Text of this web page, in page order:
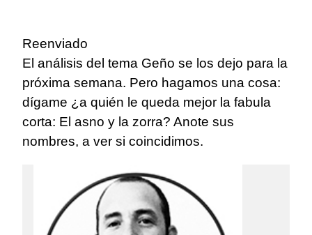
Reenviado
El análisis del tema Geño se los dejo para la
próxima semana. Pero hagamos una cosa:
dígame ¿a quién le queda mejor la fabula
corta: El asno y la zorra? Anote sus
nombres, a ver si coincidimos.